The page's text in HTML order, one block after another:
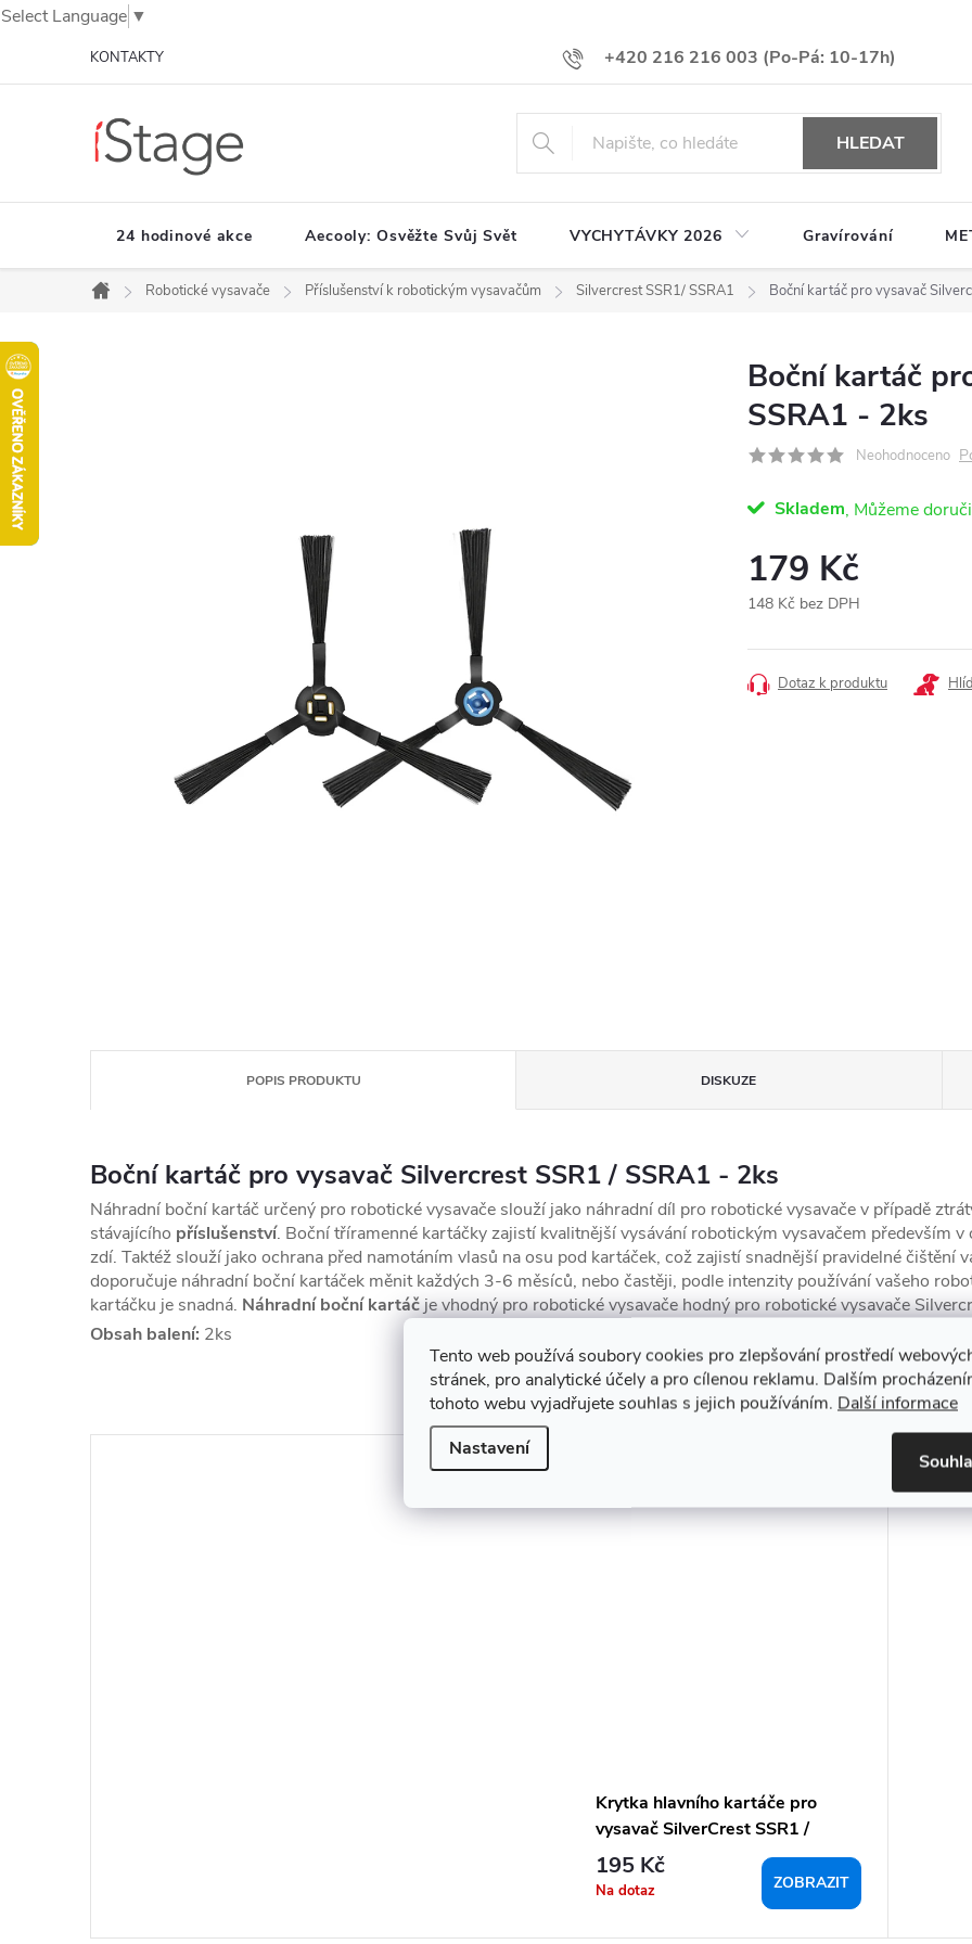
Select Language ▼
Tento web používá soubory cookies pro zlepšování prostředí
stránek, pro analytické účely a pro cílenou reklamu. Dalším
tohoto webu vyjadřujete souhlas s jejich používáním. Další informace
Nastavení
+420 216 216 003
KONTAKTY
HLEDAT
24 hodinové akce Aecooly: Osvěžte Svůj Svět VYCHYTÁVKY 2026 Gravírování
Domů
Robotické vysavače Příslušenství k robotickým vysavačům Silvercrest SSR1/ SSRA1 Boční kartáč pro vysavač
Boční kartáč
SSRA1 - 2ks
Neohodnoceno
Skladem
179 Kč
148 Kč bez DPH
cena:
Dotaz k produktu
POPIS PRODUKTU DISKUZE
Boční kartáč pro vysavač Silvercrest SSR1 / SSRA1 - 2ks
Náhradní boční kartáč určený pro robotické vysavače slouží jako náhradní díl pro robotické vysavače v případě
stávajícího příslušenství. Boční tříramenné kartáčky zajistí kvalitnější vysávání robotickým vysavačem především
zdí. Taktéž slouží jako ochrana před namotáním vlasů na osu pod kartáček, což zajistí snadnější pravidelné čištění
doporučuje náhradní boční kartáček měnit každých 3-6 měsíců, nebo častěji, podle intenzity používání vašeho
kartáčku je snadná. Náhradní boční kartáčje vhodný pro robotické vysavače hodný pro robotické vysavače
Obsah balení: 2ks
K tomuto produktu doporučujeme ještě
Krytka hlavního kartáče pro
vysavač SilverCrest SSR1 /
SSRA1
195 Kč
Na dotaz ZOBRAZIT